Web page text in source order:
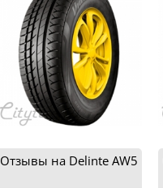
Отзывы на Delinte AW5